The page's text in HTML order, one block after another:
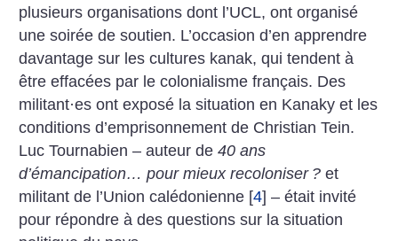
plusieurs organisations dont l’UCL, ont organisé
une soirée de soutien. L’occasion d’en apprendre
davantage sur les cultures kanak, qui tendent à
être effacées par le colonialisme français. Des
militant·es ont exposé la situation en Kanaky et les
conditions d’emprisonnement de Christian Tein.
Luc Tournabien – auteur de40 ans
d’émancipation… pour mieux recoloniser ? et
militant de l’Union calédonienne [4] – était invité
pour répondre à des questions sur la situation